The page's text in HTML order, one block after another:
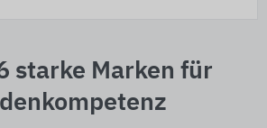
starke Marken für